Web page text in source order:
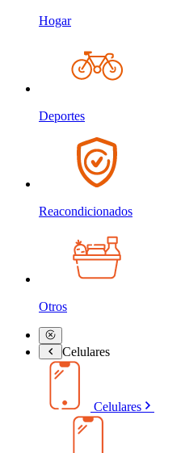
Hogar
Deportes
Reacondicionados
Otros
Celulares
Celulares